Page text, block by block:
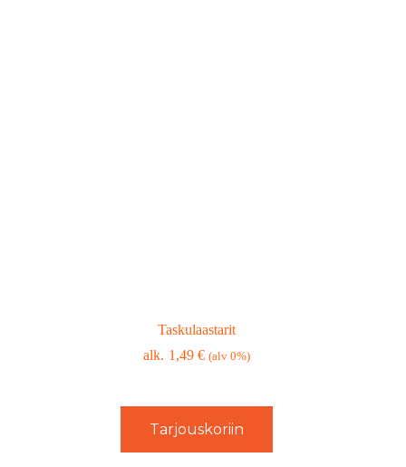
Taskulaastarit
1,49€ (alv 0%)
Tarjouskoriin